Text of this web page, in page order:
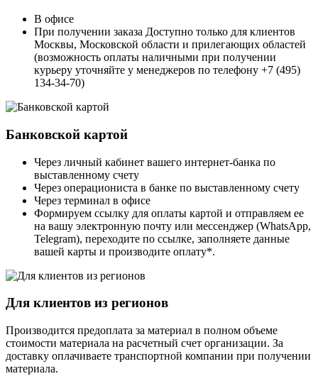
В офисе
При получении заказа Доступно только для клиентов
Москвы, Московской области и прилегающих областей
(возможность оплаты наличными при получении
курьеру уточняйте у менеджеров по телефону +7 (495)
134-34-70)
Банковской картой
Через личный кабинет вашего интернет-банка по
выставленному счету
Через операциониста в банке по выставленному счету
Через терминал в офисе
Формируем ссылку для оплаты картой и отправляем ее
на вашу электронную почту или мессенджер (WhatsApp,
Telegram), переходите по ссылке, заполняете данные
вашей карты и производите оплату*.
Для клиентов из регионов
Производится предоплата за материал в полном объеме
стоимости материала на расчетный счет организации. За
доставку оплачиваете транспортной компании при получении
материала.